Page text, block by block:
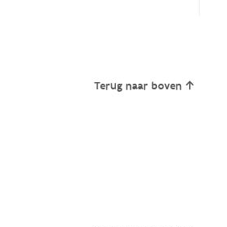
Terug naar boven